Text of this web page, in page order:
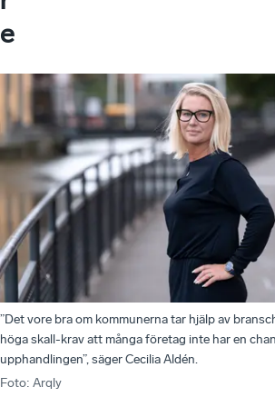
e
”Det vore bra om kommunerna tar hjälp av
höga skall-krav att många företag inte har en
upphandlingen”, säger Cecilia Aldén.
Foto: Arqly